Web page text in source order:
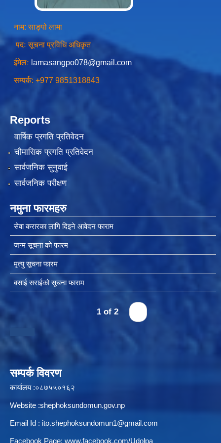
नाम: साङ्पो लामा
पदः सूचना प्रविधि अधिकृत
ईमेलः lamasangpo078@gmail.com
सम्पर्क: +977 9851318843
Reports
वार्षिक प्रगति प्रतिवेदन
चौमासिक प्रगति प्रतिवेदन
सार्वजनिक सुनुवाई
सार्वजनिक परीक्षण
नमुना फारमहरु
सेवा करारका लागि दिइने आवेदन फाराम
जन्म सूचना को फारम
मृत्यु सूचना फारम
बसाई सराईको सूचना फाराम
1 of 2
सम्पर्क विवरण
कार्यालय :०८७५५०१६२
Website :shephoksundomun.gov.np
Email Id : ito.shephoksundomun1@gmail.com
Facebook Page: www.facebook.com/Udolpa